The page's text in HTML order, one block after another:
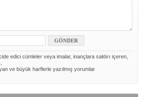
edici cümleler veya imalar, inançlara saldırı içeren,
ve büyük harflerle yazılmış yorumlar